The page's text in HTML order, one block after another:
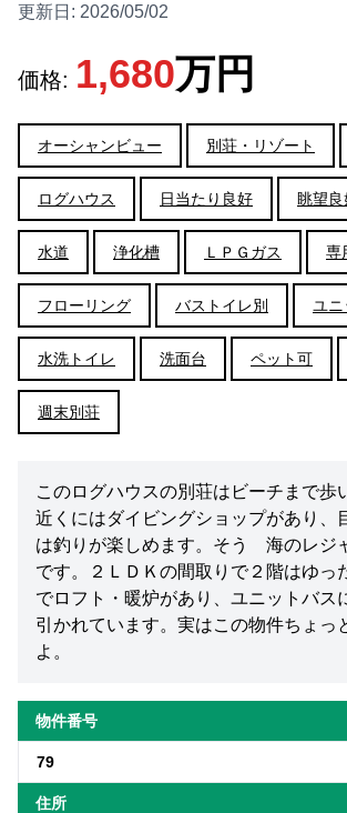
更新日: 2026/05/02
価格: 1,680万円
オーシャンビュー 別荘・リゾート
ログハウス 日当たり良好 眺望良
水道 浄化槽 ＬＰＧガス 専
フローリング バストイレ別 ユニ
水洗トイレ 洗面台 ペット可
週末別荘
このログハウスの別荘はビーチまで
近くにはダイビングショップがあり、
は釣りが楽しめます。そう 海のレジ
です。２ＬＤＫの間取りで２階はゆっ
でロフト・暖炉があり、ユニットバス
引かれています。実はこの物件ちょっ
よ。
物件番号
79
住所